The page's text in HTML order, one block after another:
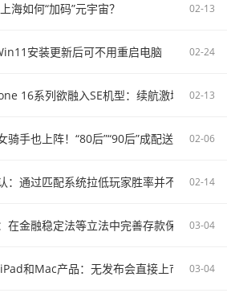
海如何“加码”元宇宙？ 02-13
安装更新后可不用重启电脑 02-24
16系列欲融入SE机型：续航激增、8G内
02-13
手也上阵！“80后”“90后”成配送主力02-06
：通过匹配系统拉低玩家胜率并不存在02-14
在金融稳定法等立法中完善存款保险制度
03-04
和Mac产品：无发布会直接上市 03-04